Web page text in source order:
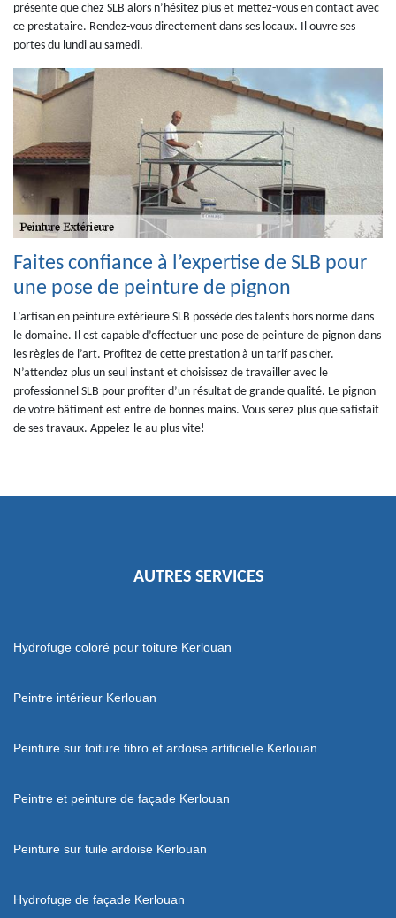
présente que chez SLB alors n’hésitez plus et mettez-vous en contact avec
ce prestataire. Rendez-vous directement dans ses locaux. Il ouvre ses
portes du lundi au samedi.
Faites confiance à l’expertise de SLB pour
une pose de peinture de pignon
L’artisan en peinture extérieure SLB possède des talents hors norme dans
le domaine. Il est capable d’effectuer une pose de peinture de pignon dans
les règles de l’art. Profitez de cette prestation à un tarif pas cher.
N’attendez plus un seul instant et choisissez de travailler avec le
professionnel SLB pour profiter d’un résultat de grande qualité. Le pignon
de votre bâtiment est entre de bonnes mains. Vous serez plus que satisfait
de ses travaux. Appelez-le au plus vite!
AUTRES SERVICES
Hydrofuge coloré pour toiture Kerlouan
Peintre intérieur Kerlouan
Peinture sur toiture fibro et ardoise artificielle Kerlouan
Peintre et peinture de façade Kerlouan
Peinture sur tuile ardoise Kerlouan
Hydrofuge de façade Kerlouan